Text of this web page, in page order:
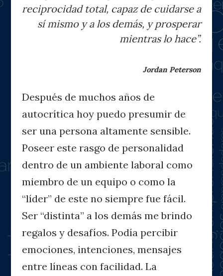
reciprocidad total, capaz de cuidarse a
sí mismo y a los demás, y prosperar
mientras lo hace”.
Jordan Peterson
Después de muchos años de
autocrítica hoy puedo presumir de
ser una persona altamente sensible.
Poseer este rasgo de personalidad
dentro de un ambiente laboral como
miembro de un equipo o como la
“líder” de este no siempre fue fácil.
Ser “distinta” a los demás me brindo
regalos y desafíos. Podía percibir
emociones, intenciones, mensajes
entre líneas con facilidad. La